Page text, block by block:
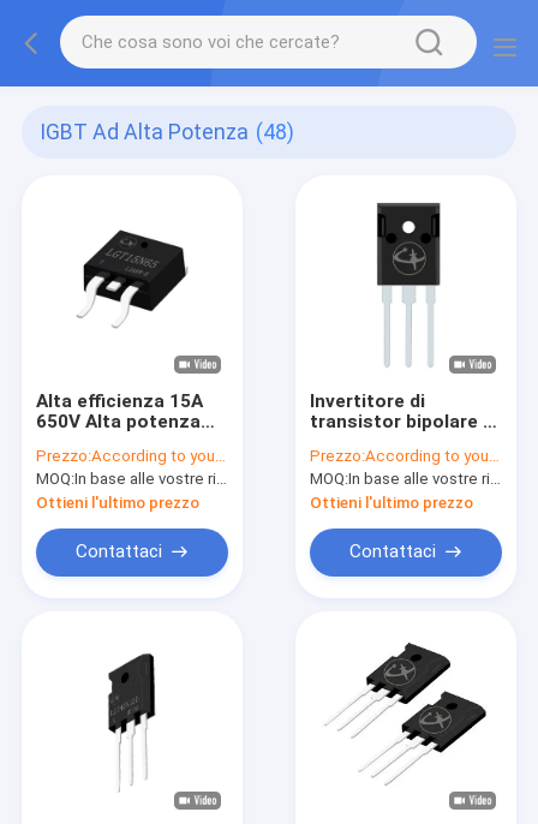
IGBT Ad Alta Potenza (48)
Alta efficienza 15A
650V Alta potenza
controllo del motore
Prezzo:According to your order requirement
MOQ:In base alle vostre richieste di ordine
Ottieni l'ultimo prezzo
Contattaci
Invertitore di
transistor bipolare a
multiscene per
alimentatori
ininterrotti
Prezzo:According to your order requirement
MOQ:In base alle vostre richieste di ordine
Ottieni l'ultimo prezzo
Contattaci